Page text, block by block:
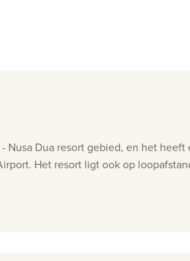
Nusa Dua resort gebied, en het
Het resort ligt ook op